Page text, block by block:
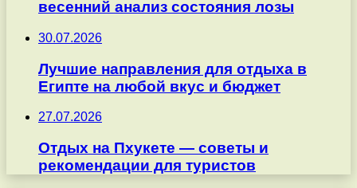
весенний анализ состояния лозы
30.07.2026
Лучшие направления для отдыха в
Египте на любой вкус и бюджет
27.07.2026
Отдых на Пхукете — советы и
рекомендации для туристов